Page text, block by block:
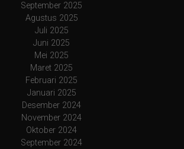
September 2025
Agustus 2025
Juli 2025
Juni 2025
Mei 2025
Maret 2025
Februari 2025
Januari 2025
Desember 2024
November 2024
Oktober 2024
September 2024